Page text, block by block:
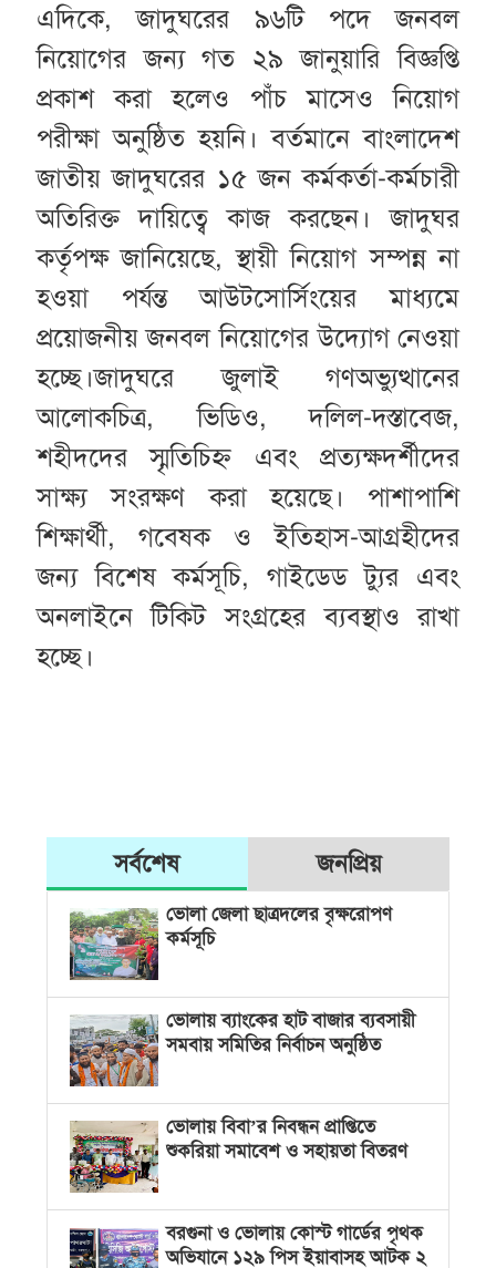
এদিকে, জাদুঘরের ৯৬টি পদে জনবল
নিয়োগের জন্য গত ২৯ জানুয়ারি বিজ্ঞপ্তি
প্রকাশ করা হলেও পাঁচ মাসেও নিয়োগ
পরীক্ষা অনুষ্ঠিত হয়নি। বর্তমানে বাংলাদেশ
জাতীয় জাদুঘরের ১৫ জন কর্মকর্তা-কর্মচারী
অতিরিক্ত দায়িত্বে কাজ করছেন। জাদুঘর
কর্তৃপক্ষ জানিয়েছে, স্থায়ী নিয়োগ সম্পন্ন না
হওয়া পর্যন্ত আউটসোর্সিংয়ের মাধ্যমে
প্রয়োজনীয় জনবল নিয়োগের উদ্যোগ নেওয়া
হচ্ছে।জাদুঘরে জুলাই গণঅভ্যুত্থানের
আলোকচিত্র, ভিডিও, দলিল-দস্তাবেজ,
শহীদদের স্মৃতিচিহ্ন এবং প্রত্যক্ষদর্শীদের
সাক্ষ্য সংরক্ষণ করা হয়েছে। পাশাপাশি
শিক্ষার্থী, গবেষক ও ইতিহাস-আগ্রহীদের
জন্য বিশেষ কর্মসূচি, গাইডেড ট্যুর এবং
অনলাইনে টিকিট সংগ্রহের ব্যবস্থাও রাখা
হচ্ছে।
সর্বশেষ জনপ্রিয়
ভোলা জেলা ছাত্রদলের বৃক্ষরোপণ
কর্মসূচি
ভোলায় ব্যাংকের হাট বাজার ব্যবসায়ী
সমবায় সমিতির নির্বাচন অনুষ্ঠিত
ভোলায় বিবা’র নিবন্ধন প্রাপ্তিতে
শুকরিয়া সমাবেশ ও সহায়তা বিতরণ
বরগুনা ও ভোলায় কোস্ট গার্ডের পৃথক
অভিযানে ১২৯ পিস ইয়াবাসহ আটক ২